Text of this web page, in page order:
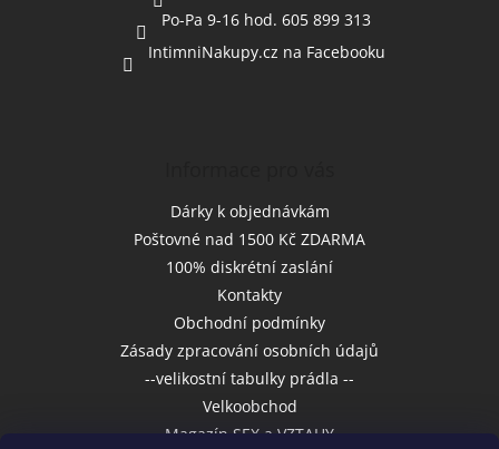
Po-Pa 9-16 hod. 605 899 313
IntimniNakupy.cz na Facebooku
Dárky k objednávkám
Poštovné nad 1500 Kč ZDARMA
100% diskrétní zaslání
Kontakty
Obchodní podmínky
Zásady zpracování osobních údajů
--velikostní tabulky prádla --
Velkoobchod
Magazín SEX a VZTAHY